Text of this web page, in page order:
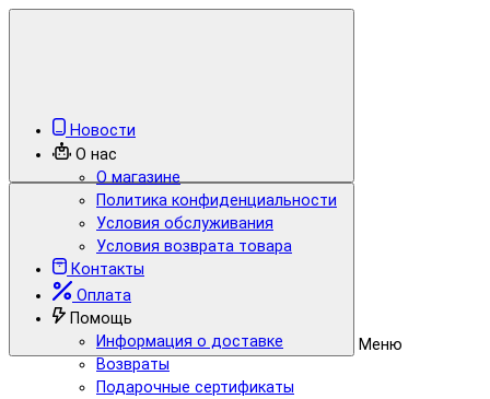
Меню
Новости
О нас
О магазине
Политика конфиденциальности
Условия обслуживания
Условия возврата товара
Контакты
Оплата
Помощь
Информация о доставке
Возвраты
Подарочные сертификаты